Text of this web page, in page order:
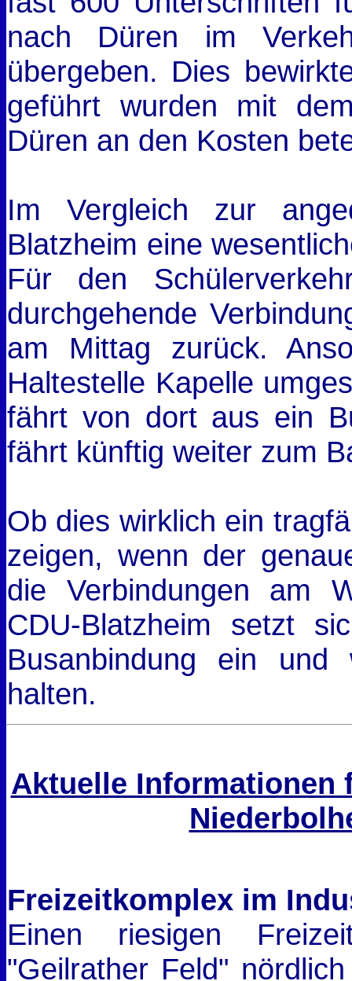
nach Düren im
übergeben. Dies
geführt wurden mit
Düren an den Kosten
Im Vergleich zur
Blatzheim eine
Für den
durchgehende
am Mittag zurück.
Haltestelle Kapelle
fährt von dort aus ein
fährt künftig weiter zum
Ob dies wirklich ein
zeigen, wenn der
die Verbindungen am
CDU-Blatzheim setzt
Busanbindung ein
halten.
Aktuelle Informationen
Freizeitkomplex im
Einen riesigen
"Geilrather Feld"